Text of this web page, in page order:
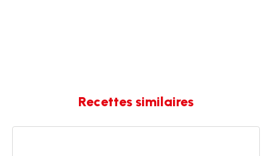
Recettes similaires